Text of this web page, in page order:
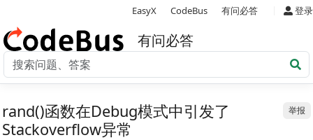
EasyX CodeBus 有问必答 登录
有问必答
举报
rand()函数在Debug模式中引发了
Stackoverflow异常